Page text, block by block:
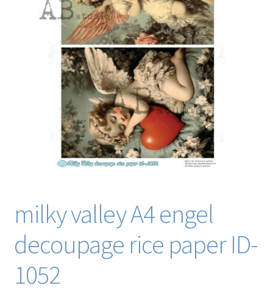
milky valley A4 engel
decoupage rice paper ID-
1052